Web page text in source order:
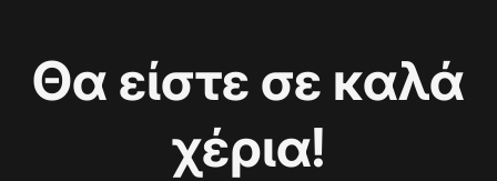
Θα είστε σε καλά
χέρια!